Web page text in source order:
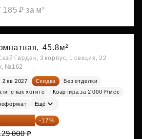
185 ₽ за м²
45.8м²
Гарден, 3 корпус, 1 секция, 22
№162
2 кв 2027 Скидка
Без отделки
как хотите
Квартира за 2 000 ₽/мес
Ещё
197 070 ₽ -17%
000 ₽